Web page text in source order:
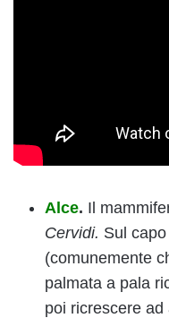
Alce. Il
Cervidi. Sul
(comunemente
palmata a pala
poi ricrescere